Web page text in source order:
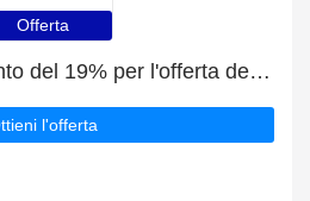
Offerta
Approfitta dello sconto del 19% per l'offerta del giorno di Maggiore It
l'offerta